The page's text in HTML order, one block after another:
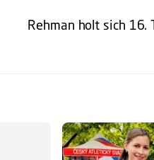
Rehman holt sich 16.